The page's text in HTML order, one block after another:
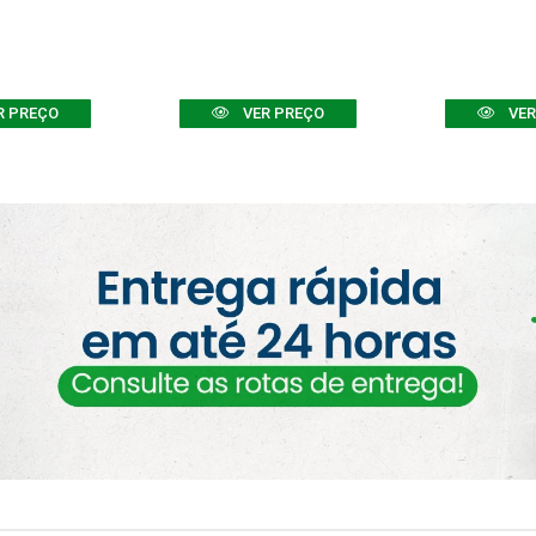
PREÇO VER PREÇO